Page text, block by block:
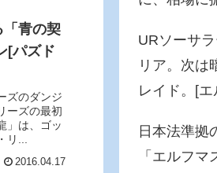
「青の契
[パズド
ズのダンジ
ーズの最初
」は、ゴッ
...
2016.04.17
URソーサ
リア。次は
レイド。[
日本法準拠
「エルフマ